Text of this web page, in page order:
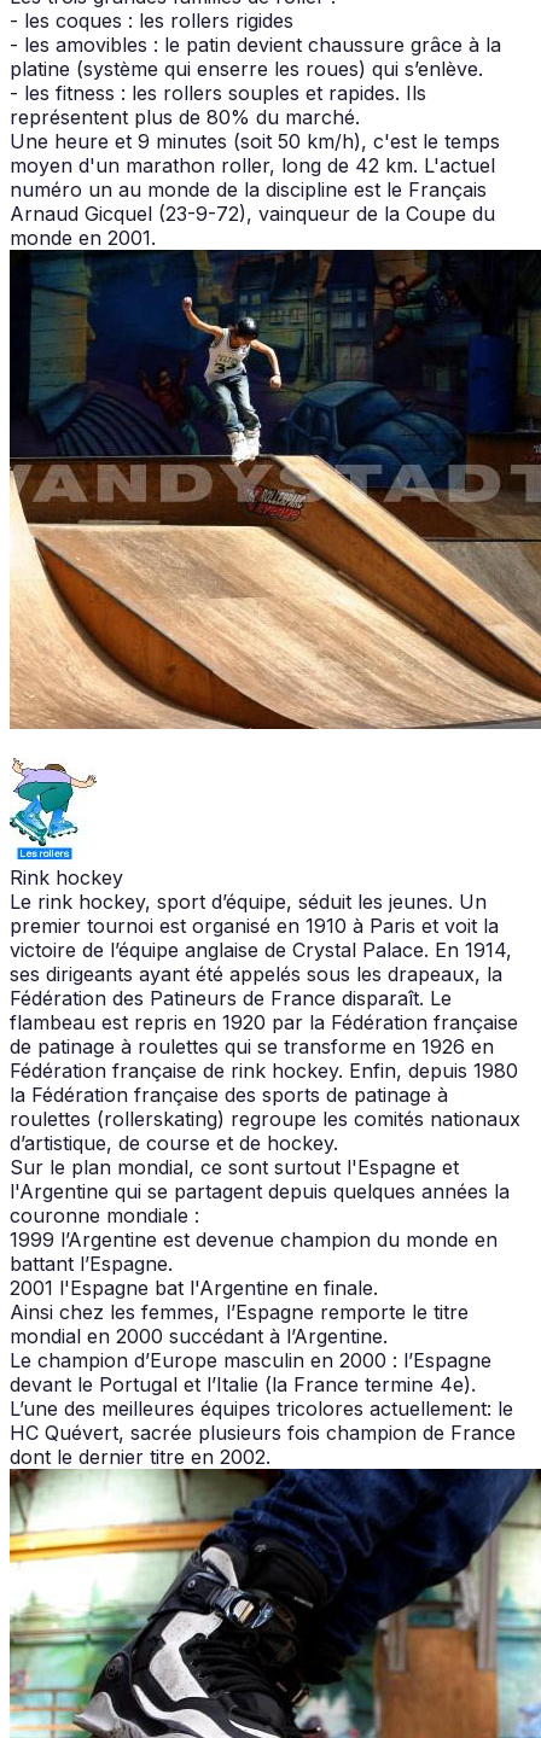
- les coques : les rollers rigides
- les amovibles : le patin devient chaussure grâce à la
platine (système qui enserre les roues) qui s’enlève.
- les fitness : les rollers souples et rapides. Ils
représentent plus de 80% du marché.
Une heure et 9 minutes (soit 50 km/h), c'est le temps
moyen d'un marathon roller, long de 42 km. L'actuel
numéro un au monde de la discipline est le Français
Arnaud Gicquel (23-9-72), vainqueur de la Coupe du
monde en 2001.
Rink hockey
Le rink hockey, sport d’équipe, séduit les jeunes. Un
premier tournoi est organisé en 1910 à Paris et voit la
victoire de l’équipe anglaise de Crystal Palace. En 1914,
ses dirigeants ayant été appelés sous les drapeaux, la
Fédération des Patineurs de France disparaît. Le
flambeau est repris en 1920 par la Fédération française
de patinage à roulettes qui se transforme en 1926 en
Fédération française de rink hockey. Enfin, depuis 1980
la Fédération française des sports de patinage à
roulettes (rollerskating) regroupe les comités nationaux
d’artistique, de course et de hockey.
Sur le plan mondial, ce sont surtout l'Espagne et
l'Argentine qui se partagent depuis quelques années la
couronne mondiale :
1999 l’Argentine est devenue champion du monde en
battant l’Espagne.
2001 l'Espagne bat l'Argentine en finale.
Ainsi chez les femmes, l’Espagne remporte le titre
mondial en 2000 succédant à l’Argentine.
Le champion d’Europe masculin en 2000 : l’Espagne
devant le Portugal et l’Italie (la France termine 4e).
L’une des meilleures équipes tricolores actuellement: le
HC Quévert, sacrée plusieurs fois champion de France
dont le dernier titre en 2002.